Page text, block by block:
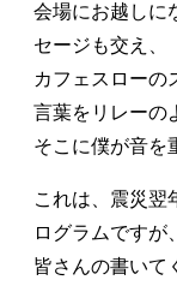
会場にお越しに
セージも交え、
カフェスローの
言葉をリレーの
そこに僕が音を
これは、震災翌
ログラムですが、
皆さんの書いて